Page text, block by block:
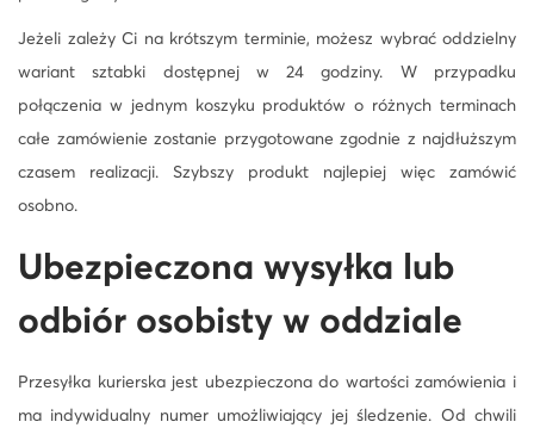
Jeżeli zależy Ci na krótszym terminie, możesz wybrać oddzielny
wariant sztabki dostępnej w 24 godziny. W przypadku
połączenia w jednym koszyku produktów o różnych terminach
całe zamówienie zostanie przygotowane zgodnie z najdłuższym
czasem realizacji. Szybszy produkt najlepiej więc zamówić
osobno.
Ubezpieczona wysyłka lub
odbiór osobisty w oddziale
Przesyłka kurierska jest ubezpieczona do wartości zamówienia i
ma indywidualny numer umożliwiający jej śledzenie. Od chwili